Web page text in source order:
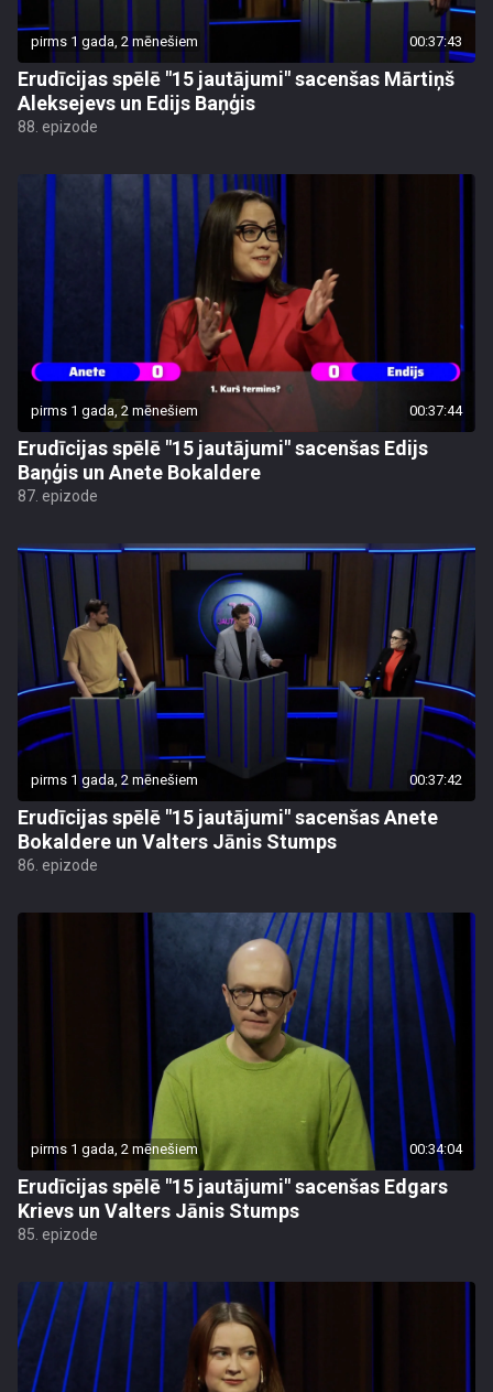
pirms 1 gada, 2 mēnešiem 00:37:43
Erudīcijas spēlē "15 jautājumi" sacenšas Mārtiņš
Aleksejevs un Edijs Baņģis
88. epizode
pirms 1 gada, 2 mēnešiem 00:37:44
Erudīcijas spēlē "15 jautājumi" sacenšas Edijs
Baņģis un Anete Bokaldere
87. epizode
pirms 1 gada, 2 mēnešiem 00:37:42
Erudīcijas spēlē "15 jautājumi" sacenšas Anete
Bokaldere un Valters Jānis Stumps
86. epizode
pirms 1 gada, 2 mēnešiem 00:34:04
Erudīcijas spēlē "15 jautājumi" sacenšas Edgars
Krievs un Valters Jānis Stumps
85. epizode